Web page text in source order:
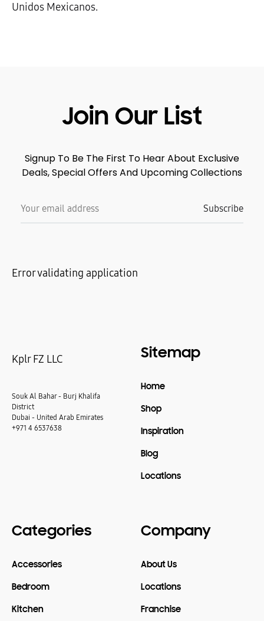
Unidos Mexicanos.
Join Our List
Signup To Be The First To Hear About Exclusive
Deals, Special Offers And Upcoming Collections
Error validating application
Kplr FZ LLC
Souk Al Bahar - Burj Khalifa
District
Dubai - United Arab Emirates
+971 4 6537638
Sitemap
Home
Shop
Inspiration
Blog
Locations
Categories
Accessories
Bedroom
Kitchen
Company
About Us
Locations
Franchise